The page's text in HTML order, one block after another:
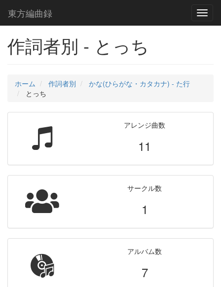
東方編曲録
作詞者別 - とっち
ホーム 作詞者別
かな(ひらがな・カタカナ) - た行
とっち
アレンジ曲数
11
サークル数
1
アルバム数
7